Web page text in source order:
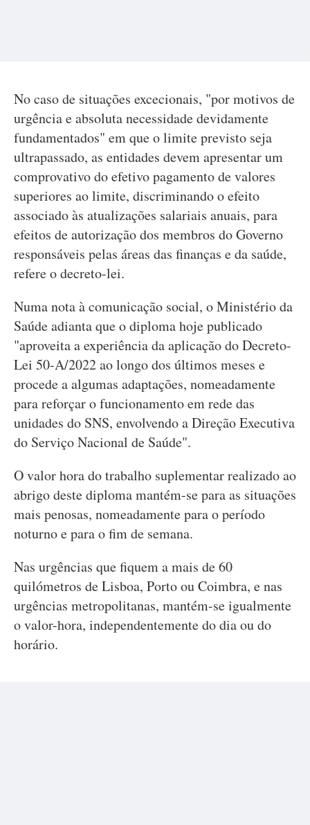
No caso de situações excecionais, "por motivos de
urgência e absoluta necessidade devidamente
fundamentados" em que o limite previsto seja
ultrapassado, as entidades devem apresentar um
comprovativo do efetivo pagamento de valores
superiores ao limite, discriminando o efeito
associado às atualizações salariais anuais, para
efeitos de autorização dos membros do Governo
responsáveis pelas áreas das finanças e da saúde,
refere o decreto-lei.
Numa nota à comunicação social, o Ministério da
Saúde adianta que o diploma hoje publicado
"aproveita a experiência da aplicação do Decreto-
Lei 50-A/2022 ao longo dos últimos meses e
procede a algumas adaptações, nomeadamente
para reforçar o funcionamento em rede das
unidades do SNS, envolvendo a Direção Executiva
do Serviço Nacional de Saúde".
O valor hora do trabalho suplementar realizado ao
abrigo deste diploma mantém-se para as situações
mais penosas, nomeadamente para o período
noturno e para o fim de semana.
Nas urgências que fiquem a mais de 60
quilómetros de Lisboa, Porto ou Coimbra, e nas
urgências metropolitanas, mantém-se igualmente
o valor-hora, independentemente do dia ou do
horário.